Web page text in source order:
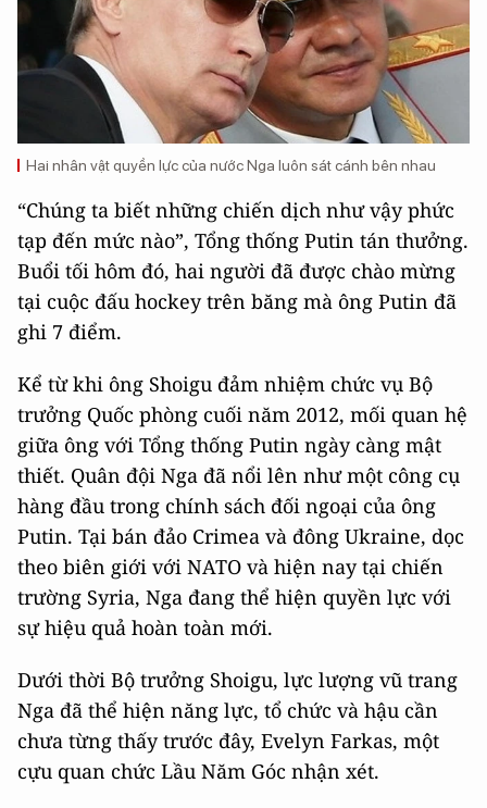
Hai nhân vật quyền lực của nước Nga luôn sát cánh bên nhau
“Chúng ta biết những chiến dịch như vậy phức
tạp đến mức nào”, Tổng thống Putin tán thưởng.
Buổi tối hôm đó, hai người đã được chào mừng
tại cuộc đấu hockey trên băng mà ông Putin đã
ghi 7 điểm.
Kể từ khi ông Shoigu đảm nhiệm chức vụ Bộ
trưởng Quốc phòng cuối năm 2012, mối quan hệ
giữa ông với Tổng thống Putin ngày càng mật
thiết. Quân đội Nga đã nổi lên như một công cụ
hàng đầu trong chính sách đối ngoại của ông
Putin. Tại bán đảo Crimea và đông Ukraine, dọc
theo biên giới với NATO và hiện nay tại chiến
trường Syria, Nga đang thể hiện quyền lực với
sự hiệu quả hoàn toàn mới.
Dưới thời Bộ trưởng Shoigu, lực lượng vũ trang
Nga đã thể hiện năng lực, tổ chức và hậu cần
chưa từng thấy trước đây, Evelyn Farkas, một
cựu quan chức Lầu Năm Góc nhận xét.